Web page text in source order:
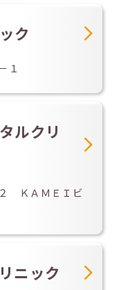
ク
１
ルクリ
ＫＡＭＥＩビ
ニック